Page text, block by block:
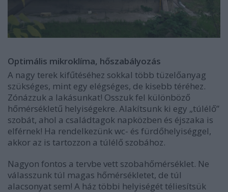
Optimális mikroklíma, hőszabályozás
A nagy terek kifűtéséhez sokkal több tüzelőanyag
szükséges, mint egy elégséges, de kisebb téréhez.
Zónázzuk a lakásunkat! Osszuk fel különböző
hőmérsékletű helyiségekre. Alakítsunk ki egy „túlélő”
szobát, ahol a családtagok napközben és éjszaka is
elférnek! Ha rendelkezünk wc- és fürdőhelyiséggel,
akkor az is tartozzon a túlélő szobához.
Nagyon fontos a tervbe vett szobahőmérséklet. Ne
válasszunk túl magas hőmérsékletet, de túl
alacsonyat sem! A ház többi helyiségét téliesítsük